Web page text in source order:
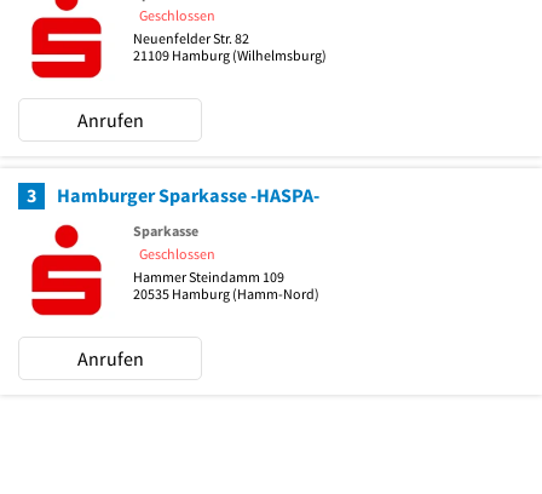
Geschlossen
Neuenfelder Str. 82
21109 Hamburg (Wilhelmsburg)
Anrufen
3 Hamburger Sparkasse -HASPA-
Sparkasse
Geschlossen
Hammer Steindamm 109
20535 Hamburg (Hamm-Nord)
Anrufen